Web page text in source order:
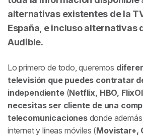
alternativas existentes de la
España, e incluso alternativas
Audible.
Lo primero de todo, queremos
televisión que puedes contratar
independiente(Netflix, HBO,
necesitas ser cliente de una
telecomunicacionesdonde
internet y líneas móviles (Movistar+,